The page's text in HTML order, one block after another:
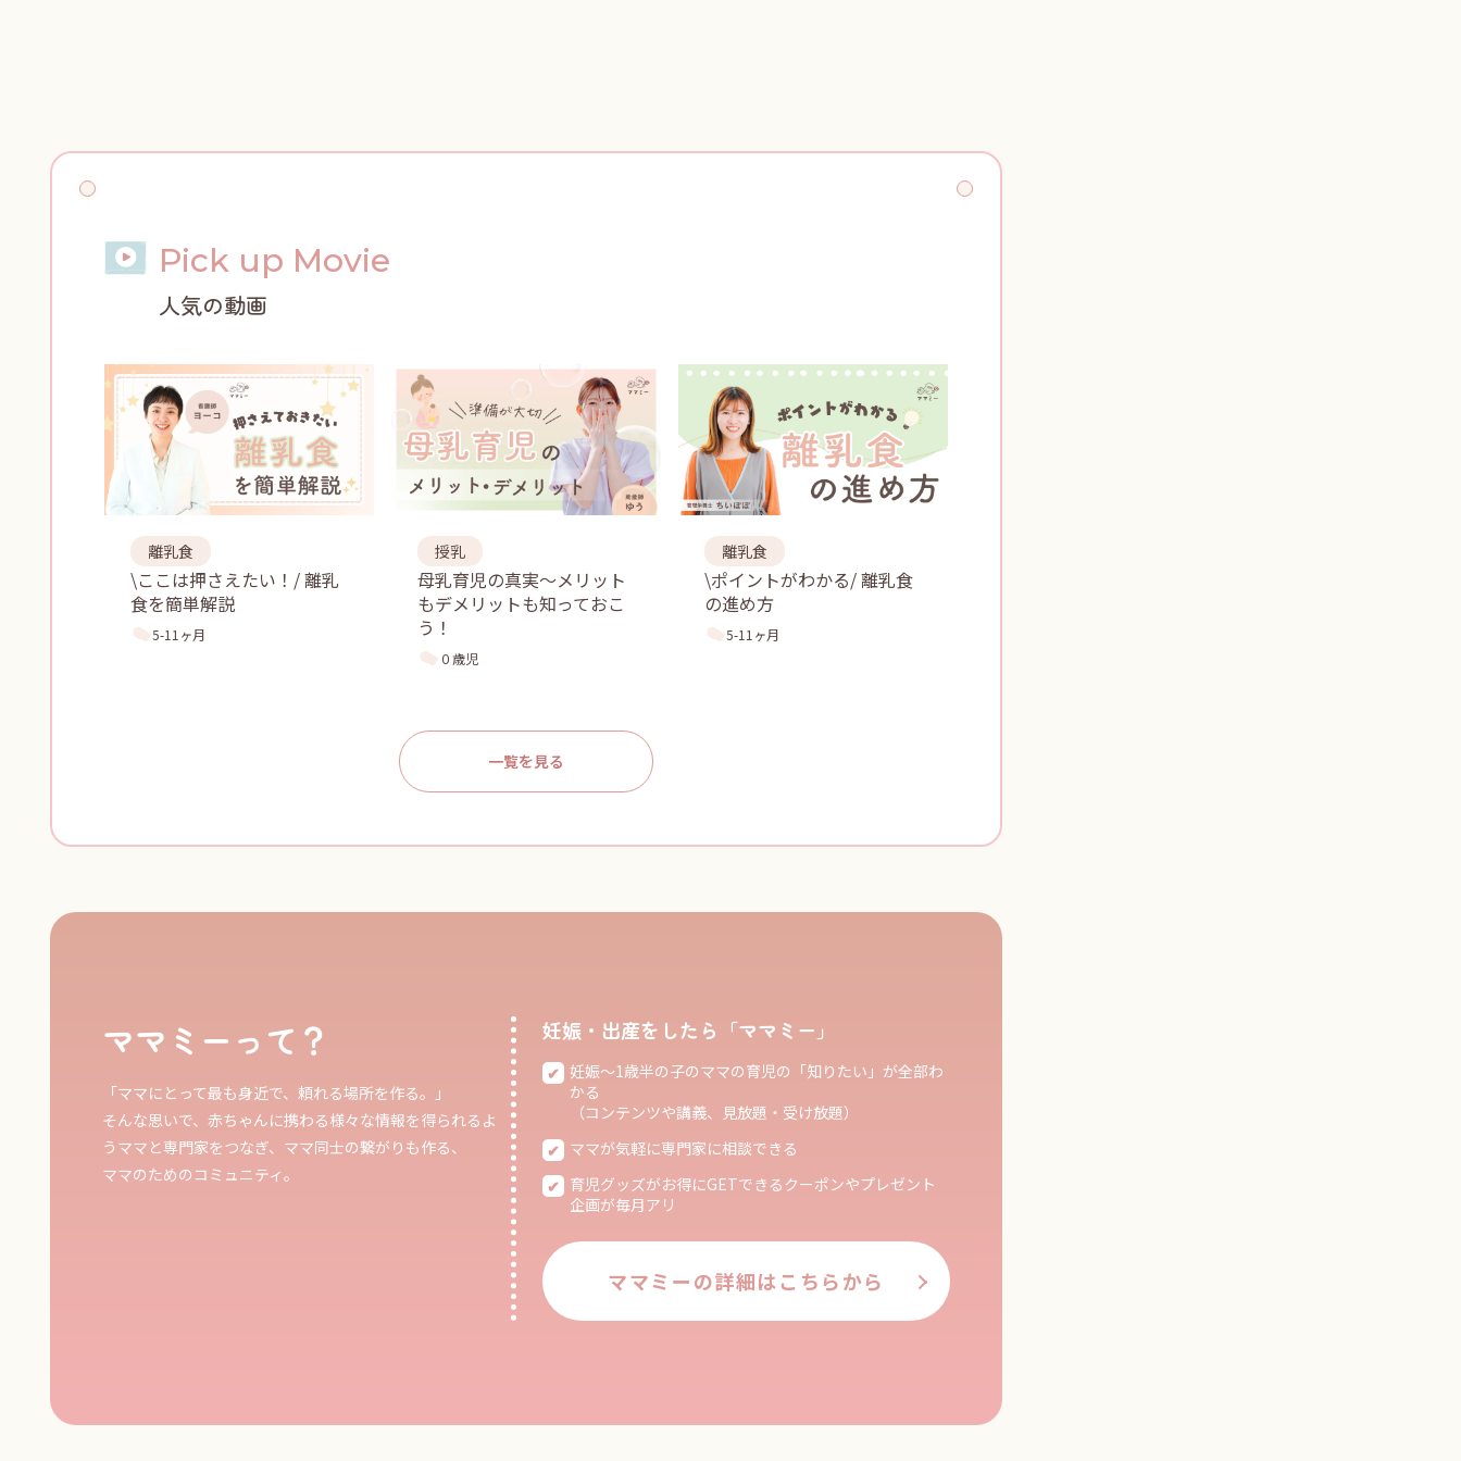
Pick up Movie
人気の動画
離乳食
\ここは押さえたい！/ 離乳
食を簡単解説
5-11ヶ月
授乳
母乳育児の真実〜メリット
もデメリットも知っておこ
う！
０歳児
離乳食
\ポイントがわかる/ 離乳食
の進め方
5-11ヶ月
一覧を見る
ママミーって？
「ママにとって最も身近で、頼れる場所を作る。」
そんな思いで、赤ちゃんに携わる様々な情報を得られるよ
うママと専門家をつなぎ、ママ同士の繋がりも作る、
ママのためのコミュニティ。
妊娠・出産をしたら「ママミー」
妊娠〜1歳半の子のママの育児の「知りたい」が全部わ
かる
（コンテンツや講義、見放題・受け放題）
ママが気軽に専門家に相談できる
育児グッズがお得にGETできるクーポンやプレゼント
企画が毎月アリ
ママミーの詳細はこちらから